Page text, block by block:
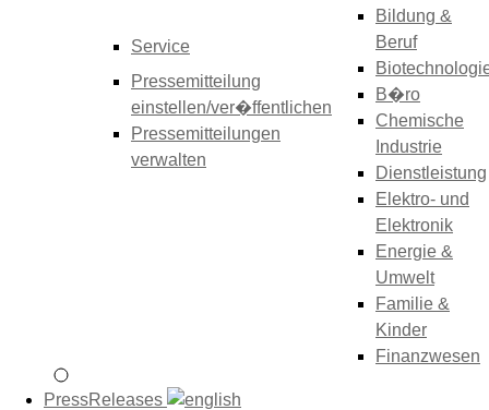
Service
Pressemitteilung
einstellen/ver�ffentlichen
Pressemitteilungen
verwalten
Bildung &
Beruf
B�ro
Chemische
Industrie
Dienstleistung
Elektro- und
Elektronik
Energie &
Umwelt
Familie &
Kinder
Finanzwesen
PressReleases